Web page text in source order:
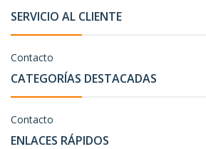
SERVICIO AL CLIENTE
Contacto
CATEGORÍAS DESTACADAS
Contacto
ENLACES RÁPIDOS